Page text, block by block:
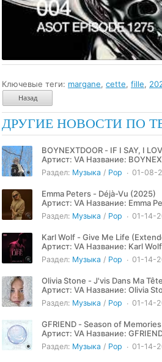
Ключевые теги: margane, cette, fille,
Назад
ДРУГИЕ НОВОСТИ ПО
BOYNEXTDOOR - IF I SAY, I
Артист: VA Название: BOYNEXTDOOR - IF I SAY, I LOVE YOU (2025) Жанр: Pop Год: 2025 Количество
треков: 1...
01-08-
Раздел: Музыка / Pop
Emma Peters - Déjà-Vu (2025)
Артист: VA Название: Emma Peters - Déjà-Vu (2025) Жанр: Pop Год: 2025 Количество треков: 2
Продолжительность: 06:24...
01-14-
Раздел: Музыка / Pop
Karl Wolf - Give Me Life
Артист: VA Название: Karl Wolf - Give Me Life (Extended) (2025) Жанр: Pop Год: 2025 Количество
треков: 1...
01-14-
Раздел: Музыка / Pop
Olivia Stone - J'vis Dans Ma
Артист: VA Название: Olivia Stone - J'vis Dans Ma Tête (2025) Жанр: Pop Год: 2025 Количество
треков: 1...
01-14-
Раздел: Музыка / Pop
GFRIEND - Season of
Артист: VA Название: GFRIEND - Season of Memories (2025) Жанр: Pop Год: 2025 Количество
треков: 2
01-14-
Раздел: Музыка / Pop